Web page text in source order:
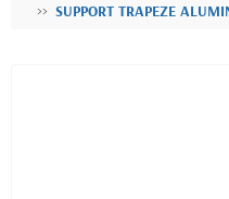
SUPPORT TRAPEZE